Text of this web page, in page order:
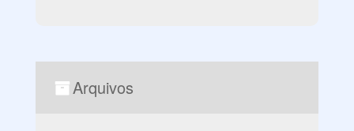
Arquivos